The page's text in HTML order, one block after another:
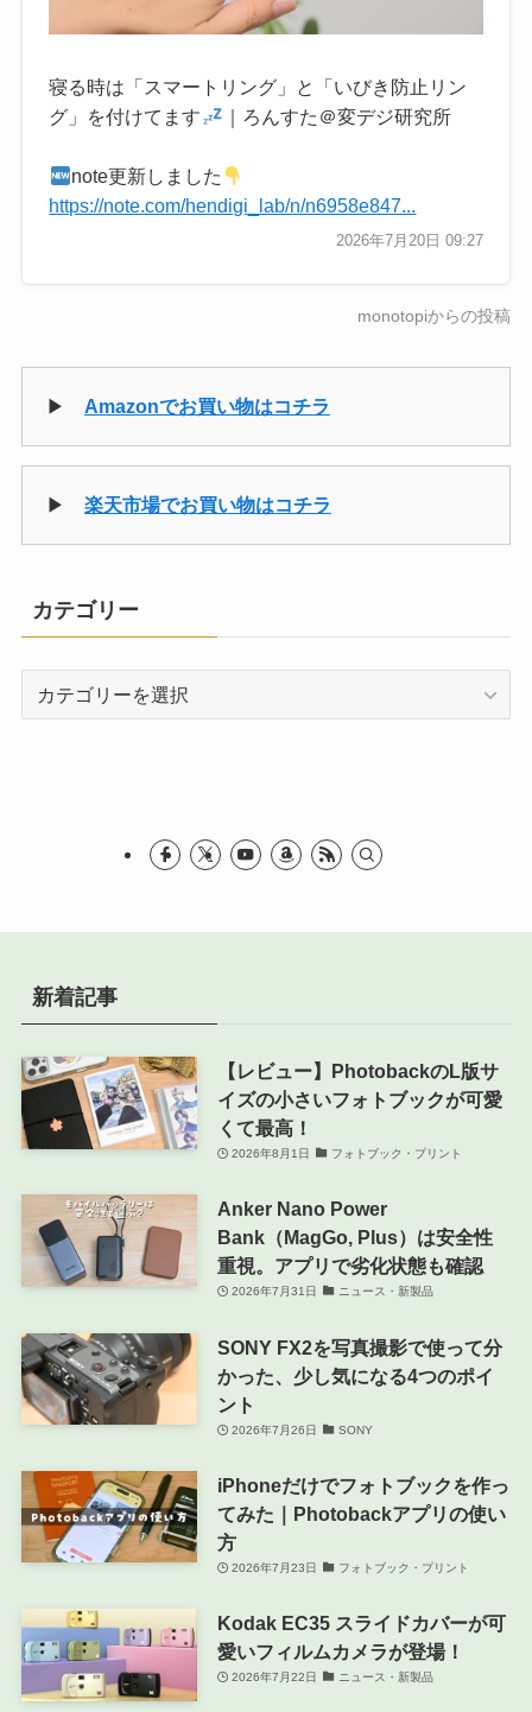
寝る時は「スマートリング」と「いびき防止リン
グ」を付けてます
｜ろんすた＠変デジ研究所
note更新しました
https://note.com/hendigi_lab/n/n6958e847...
2026年7月20日 09:27
monotopiからの投稿
▶ Amazonでお買い物はコチラ
▶ 楽天市場でお買い物はコチラ
カテゴリー
新着記事
【レビュー】PhotobackのL版サ
イズの小さいフォトブックが可愛
くて最高！
2026年8月1日 フォトブック・プリント
Anker Nano Power
Bank（MagGo, Plus）は安全性
重視。アプリで劣化状態も確認
2026年7月31日 ニュース・新製品
SONY FX2を写真撮影で使って分
かった、少し気になる4つのポイ
ント
2026年7月26日 SONY
iPhoneだけでフォトブックを作っ
てみた｜Photobackアプリの使い
方
2026年7月23日 フォトブック・プリント
Kodak EC35 スライドカバーが可
愛いフィルムカメラが登場！
2026年7月22日 ニュース・新製品